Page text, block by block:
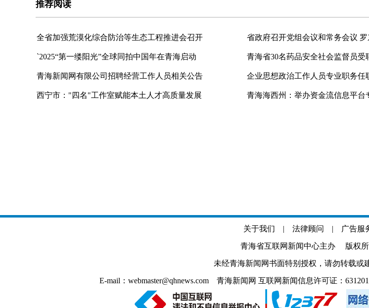
推荐阅读
全省加强荒漠化综合防治等生态工程推进会召开 省政府召开党组会议和常务会议
`2025“第一缕阳光”全球同拍中国年在青海启动 青海省30名药品安全社会监督员受
青海新闻网有限公司招聘经营工作人员相关公告 企业思想政治工作人员专业职务任
西宁市："四名"工作室赋能本土人才高质量发展 青海海西州：举办资金流信息平台
关于我们 | 法律顾问 | 广告服
青海省互联网新闻中心主办 版权所
未经青海新闻网书面特别授权，请勿转载或
E-mail：webmaster@qhnews.com 青海新闻网 互联网新闻信息许可证：